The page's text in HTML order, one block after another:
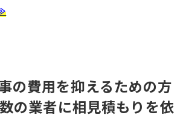
の費用を抑えるための方
の業者に相見積もりを依